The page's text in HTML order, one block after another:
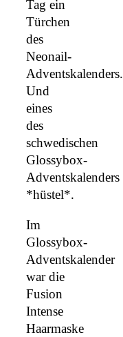
Tag ein
Türchen
des
Neonail-
Adventskalenders.
Und
eines
des
schwedischen
Glossybox-
Adventskalenders
*hüstel*.
Im
Glossybox-
Adventskalender
war die
Fusion
Intense
Haarmaske